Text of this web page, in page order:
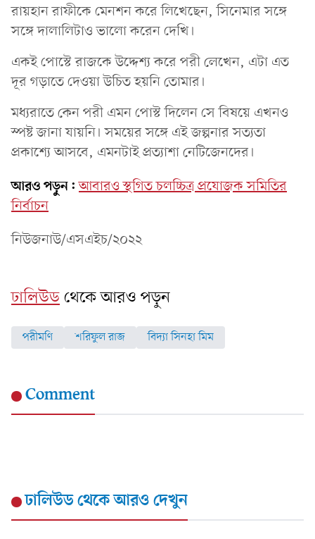
রায়হান রাফীকে মেনশন করে লিখেছেন, সিনেমার সঙ্গে
সঙ্গে দালালিটাও ভালো করেন দেখি।
একই পোস্টে রাজকে উদ্দেশ্য করে পরী লেখেন, এটা এত
দূর গড়াতে দেওয়া উচিত হয়নি তোমার।
মধ্যরাতে কেন পরী এমন পোস্ট দিলেন সে বিষয়ে এখনও
স্পষ্ট জানা যায়নি। সময়ের সঙ্গে এই জল্পনার সত্যতা
প্রকাশ্যে আসবে, এমনটাই প্রত্যাশা নেটিজেনদের।
আরও পড়ুন: আবারও স্থগিত চলচ্চিত্র প্রযোজক সমিতির
নির্বাচন
নিউজনাউ/এসএইচ/২০২২
ঢালিউডথেকে আরও পড়ুন
পরীমণি শরিফুল রাজ বিদ্যা সিনহা মিম
Comment
ঢালিউডথেকে আরও দেখুন